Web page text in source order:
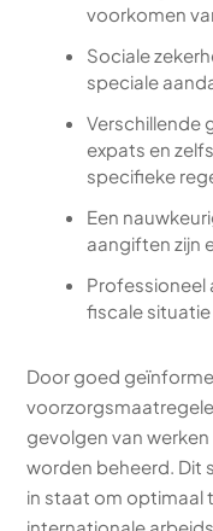
voorkomen
Sociale
speciale
Verschillende
expats en
specifieke
Een
aangiften zijn
Professioneel
fiscale
Door goed
gevolgen van
worden beheerd. Dit
in staat om optimaal
internationale